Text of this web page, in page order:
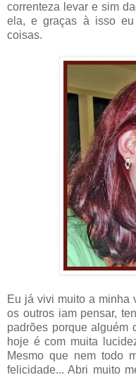
correnteza levar e sim
ela, e graças à isso
coisas.
Eu já vivi muito a minha
os outros iam pensar,
padrões porque alguém
hoje é com muita
Mesmo que nem todo
felicidade... Abri muito